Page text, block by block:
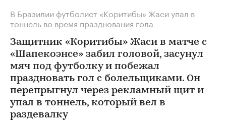
В Бразилии футболист «Коритибы» Жаси упал в
тоннель во время празднования гола
Защитник «Коритибы» Жаси в матче с
«Шапекоэнсе» забил головой, засунул
мяч под футболку и побежал
праздновать гол с болельщиками. Он
перепрыгнул через рекламный щит и
упал в тоннель, который вел в
раздевалку